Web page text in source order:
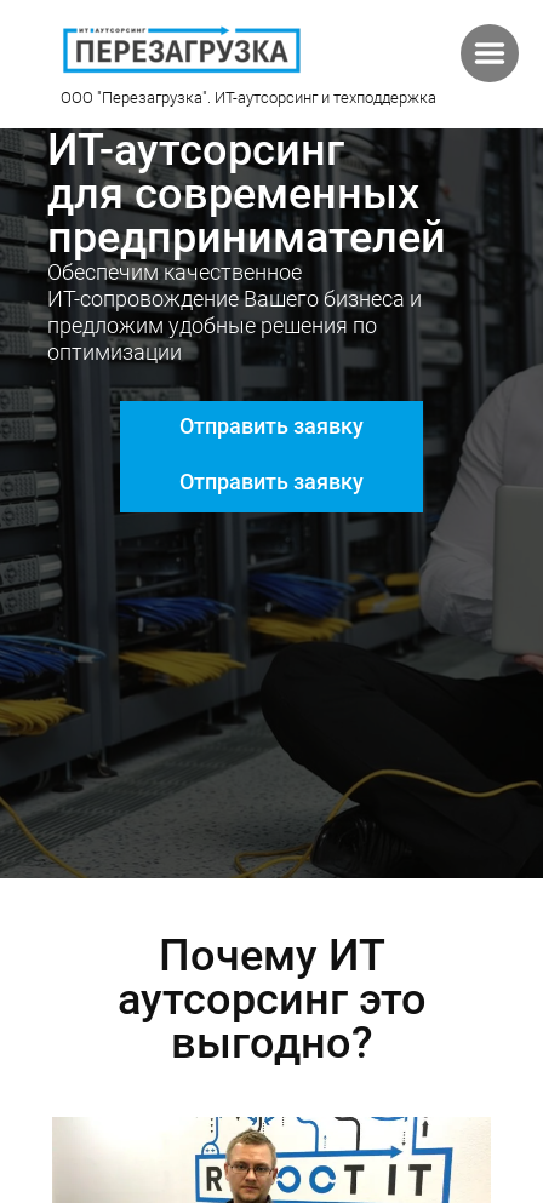
ООО "Перезагрузка". ИT-аутсорсинг и техподдержка
ИТ-аутсорсинг
для современных
предпринимателей
Обеспечим качественное
​ИT-сопровождение Вашего бизнеса ​и
предложим удобные решения по
оптимизации
Отправить заявку
Отправить заявку
Почему ИТ
аутсорсинг это
выгодно?